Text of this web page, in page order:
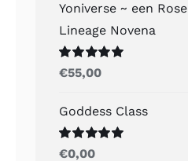
Yoniverse ~ een Rose
Lineage Novena
Gewaardeerd
uit 5
€55,00
Goddess Class
Gewaardeerd
€0,00